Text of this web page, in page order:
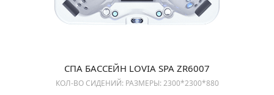
СПА БАССЕЙН LOVIA SPA ZR6007
КОЛ-ВО СИДЕНИЙ: РАЗМЕРЫ: 2300*2300*880